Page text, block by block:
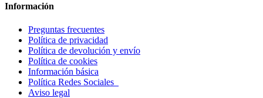
Información
Preguntas frecuentes
Política de privacidad
Política de devolución y envío
Política de cookies
Información básica
Política Redes Sociales
Aviso legal